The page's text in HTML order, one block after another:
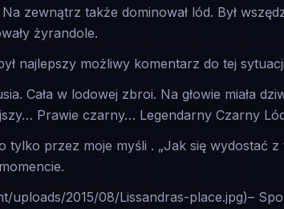
zewnątrz także dominował lód. Był
żyrandole.
najlepszy możliwy komentarz do tej
Cała w lodowej zbroi. Na głowie miała
Prawie czarny… Legendarny Czarny
tylko przez moje myśli . „Jak się wydostać z
2015/08/Lissandras-place.jpg)–